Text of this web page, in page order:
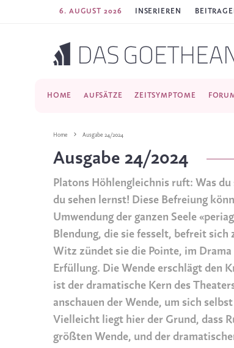
6. AUGUST 2026 INSERIEREN
HOME AUFSÄTZE ZEITSYMPTOME
Home Ausgabe 24/2024
Ausgabe 24/2024
Platons Höhlengleichnis ruft: Was
du sehen lernst! Diese Befreiung
Umwendung der ganzen Seele
Blendung, die sie fesselt, befreit
Witz zündet sie die Pointe, im
Erfüllung. Die Wende erschlägt den
ist der dramatische Kern des
anschauen der Wende, um sich
Vielleicht liegt hier der Grund, dass
größten Wende, und der